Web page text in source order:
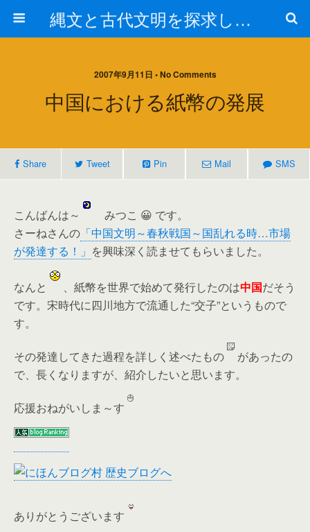
縄文と古代文明を探求しよう！
2007年9月11日 • No Comments
中国における紙幣の発展
Share Tweet Pin Mail SMS
こんばんは～
みつこ 😀 です。
さーねさんの 「中国文明～春秋戦国～国乱れる時…市場
が発達する！」 を興味深く読ませてもらいました。
なんと 、紙幣を世界で始めて発行したのは中国だそう
です。宋時代に四川地方で流通した“交子”というもので
す。
その発達してきた過程を詳しく述べたもの
があったの
で、長くなりますが、紹介したいと思います。
応援おねがいしま～す
ありがとうございます